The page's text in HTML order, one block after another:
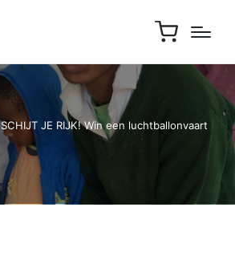
SCHIJT JE RIJK! Win een luchtballonvaart